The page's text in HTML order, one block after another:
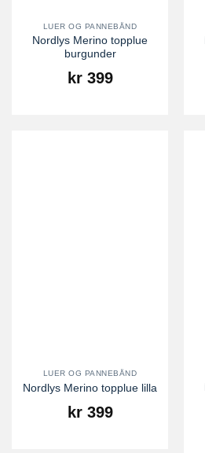
LUER OG PANNEBÅND
Nordlys Merino topplue
burgunder
kr399
LUER OG PANNEBÅND
Nordlys Merino topplue lilla
kr399